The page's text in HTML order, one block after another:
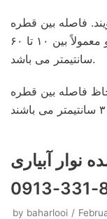
فاصله بین قطره
چکان ها در نوار آبیاری مختلف است و معمولاً بین ۱۰ تا ۶۰
سانتیمتر می باشد.
فاصله بین قطره
نوار آبیاری
by baharlooi